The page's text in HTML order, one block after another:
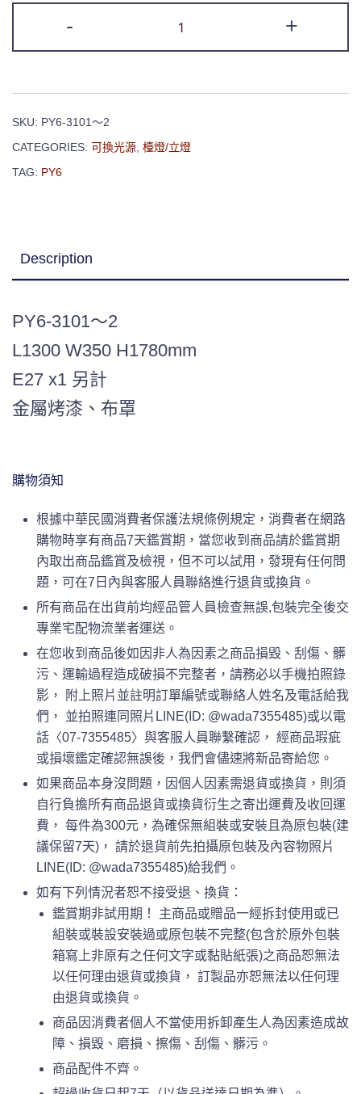
- +
SKU: PY6-3101～2
CATEGORIES: 可換光源 檯燈/立燈
TAG: PY6
Description
PY6-3101～2
L1300 W350 H1780mm
E27 x1 另計
金屬烤漆、布罩
購物須知
根據中華民國消費者保護法規條例規定，消費者在網路
購物時享有商品7天鑑賞期，當您收到商品請於鑑賞期
內取出商品鑑賞及檢視，但不可以試用，發現有任何問
題，可在7日內與客服人員聯絡進行退貨或換貨。
所有商品在出貨前均經品管人員檢查無誤,包裝完全後交
專業宅配物流業者運送。
在您收到商品後如因非人為因素之商品損毀、刮傷、髒
污、運輸過程造成破損不完整者，請務必以手機拍照錄
影， 附上照片並註明訂單編號或聯絡人姓名及電話給我
們， 並拍照連同照片LINE(ID: @wada7355485)或以電
話〈07-7355485〉與客服人員聯繫確認， 經商品瑕疵
或損壞鑑定確認無誤後，我們會儘速將新品寄給您。
如果商品本身沒問題，因個人因素需退貨或換貨，則須
自行負擔所有商品退貨或換貨衍生之寄出運費及收回運
費， 每件為300元，為確保無組裝或安裝且為原包裝(建
議保留7天)， 請於退貨前先拍攝原包裝及內容物照片
LINE(ID: @wada7355485)給我們。
如有下列情況者恕不接受退、換貨：
鑑賞期非試用期！ 主商品或贈品一經拆封使用或已
組裝或裝設安裝過或原包裝不完整(包含於原外包裝
箱寫上非原有之任何文字或黏貼紙張)之商品恕無法
以任何理由退貨或換貨， 訂製品亦恕無法以任何理
由退貨或換貨。
商品因消費者個人不當使用拆卸產生人為因素造成故
障、損毀、磨損、擦傷、刮傷、髒污。
商品配件不齊。